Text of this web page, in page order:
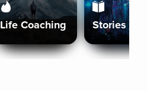
Life Coaching Stories